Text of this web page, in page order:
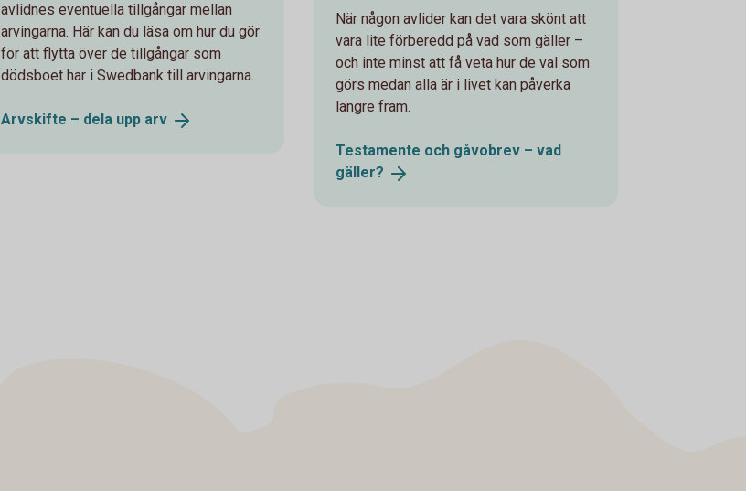
avlidnes eventuella tillgångar mellan
arvingarna. Här kan du läsa om hur du gör
för att flytta över de tillgångar som
dödsboet har i Swedbank till arvingarna.
Arvskifte – dela upp arv
När någon avlider kan det vara skönt att
vara lite förberedd på vad som gäller –
och inte minst att få veta hur de val som
görs medan alla är i livet kan påverka
längre fram.
Testamente och gåvobrev – vad
gäller?